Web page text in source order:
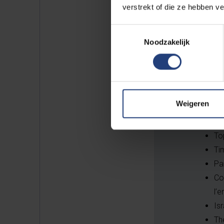
verstrekt of die ze hebben
Noodzakelijk
Weigeren
stappen zetten. Als de VUB